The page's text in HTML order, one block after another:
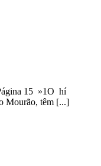
15 »1O hí
Mourão, têm [...]